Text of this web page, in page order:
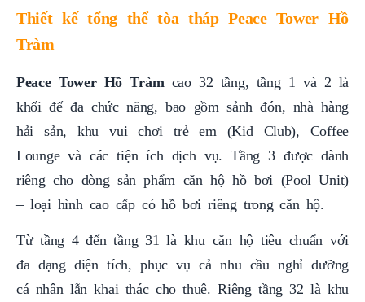
Thiết kế tổng thể tòa tháp Peace Tower Hồ
Tràm
Peace Tower Hồ Tràmcao 32 tầng, tầng 1 và 2 là
khối đế đa chức năng, bao gồm sảnh đón, nhà hàng
hải sản, khu vui chơi trẻ em (Kid Club), Coffee
Lounge và các tiện ích dịch vụ. Tầng 3 được dành
riêng cho dòng sản phẩm căn hộ hồ bơi (Pool Unit)
– loại hình cao cấp có hồ bơi riêng trong căn hộ.
Từ tầng 4 đến tầng 31 là khu căn hộ tiêu chuẩn với
đa dạng diện tích, phục vụ cả nhu cầu nghỉ dưỡng
cá nhân lẫn khai thác cho thuê. Riêng tầng 32 là khu